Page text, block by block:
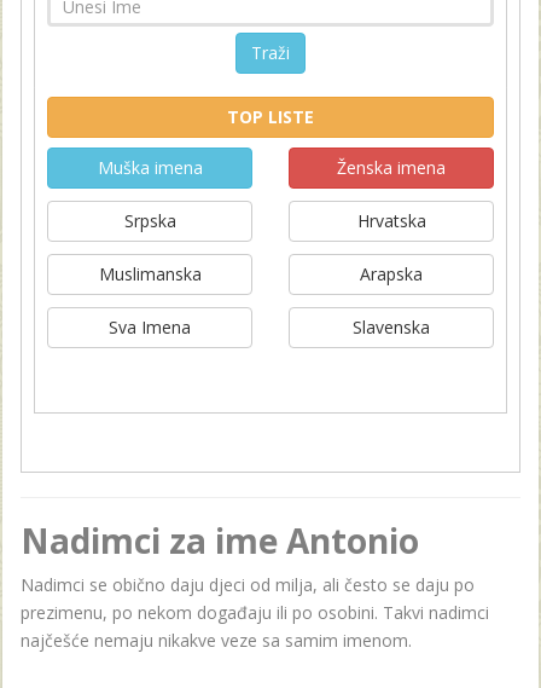
Traži
TOP LISTE
Muška imena Ženska imena
Srpska Hrvatska
Muslimanska Arapska
Sva Imena Slavenska
Nadimci za ime Antonio
Nadimci se obično daju djeci od milja, ali često se daju po
prezimenu, po nekom događaju ili po osobini. Takvi nadimci
najčešće nemaju nikakve veze sa samim imenom.